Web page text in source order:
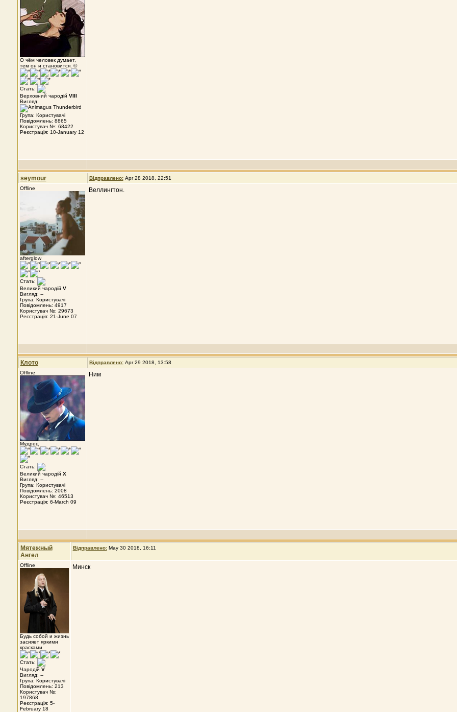
О чём человек думает,
тем он и становится. ©
Стать:
Верховний чародій VIII
Вигляд:
Група: Користувачі
Повідомлень: 8865
Користувач №: 68422
Реєстрація: 10-January 12
seymour Відправлено: Apr 28 2018, 22:51
Offline
afterglow
Стать:
Великий чародій V
Вигляд: --
Група: Користувачі
Повідомлень: 4917
Користувач №: 29673
Реєстрація: 21-June 07
Веллингтон.
Клото Відправлено: Apr 29 2018, 13:58
Offline
Мудрец
Стать:
Великий чародій X
Вигляд: --
Група: Користувачі
Повідомлень: 2008
Користувач №: 46513
Реєстрація: 6-March 09
Ним
Мятежный
Ангел
Відправлено: May 30 2018, 16:11
Offline
Будь собой и жизнь
засияет яркими
красками
Стать:
Чародій V
Вигляд: --
Група: Користувачі
Повідомлень: 213
Користувач №:
197868
Реєстрація: 5-
February 18
Минск